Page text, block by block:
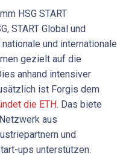
HSG START
START Global und
und internationale
gezielt auf die
anhand intensiver
ist Forgis dem
die ETH. Das biete
aus
und
ups unterstützen.